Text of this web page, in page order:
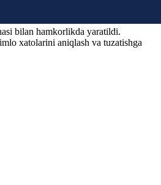
bilan hamkorlikda yaratildi.
xatolarini aniqlash va tuzatishga